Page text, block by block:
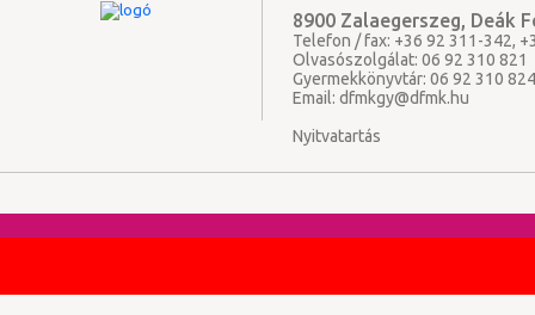
8900 Zalaegerszeg, Deák
Telefon / fax: +36 92 311-342,
Olvasószolgálat: 06 92 310 821
Gyermekkönyvtár: 06 92 310
Email:dfmkgy@dfmk.hu
Nyitvatartás